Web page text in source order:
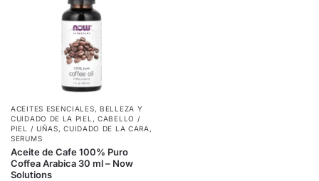
ACEITES ESENCIALES,BELLEZA Y
CUIDADO DE LA PIEL ,CABELLO /
PIEL / UÑAS,CUIDADO DE LA CARA ,
SERUMS
Aceite de Cafe 100% Puro
Coffea Arabica 30 ml – Now
Solutions